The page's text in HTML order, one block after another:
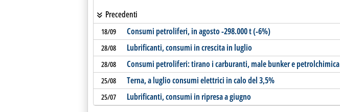
Precedenti
18/09 Consumi petroliferi, in agosto -298.000 t (-6%)
28/08 Lubrificanti, consumi in crescita in luglio
28/08 Consumi petroliferi: tirano i carburanti, male bunker e petrolchimica
25/08 Terna, a luglio consumi elettrici in calo del 3,5%
25/07 Lubrificanti, consumi in ripresa a giugno